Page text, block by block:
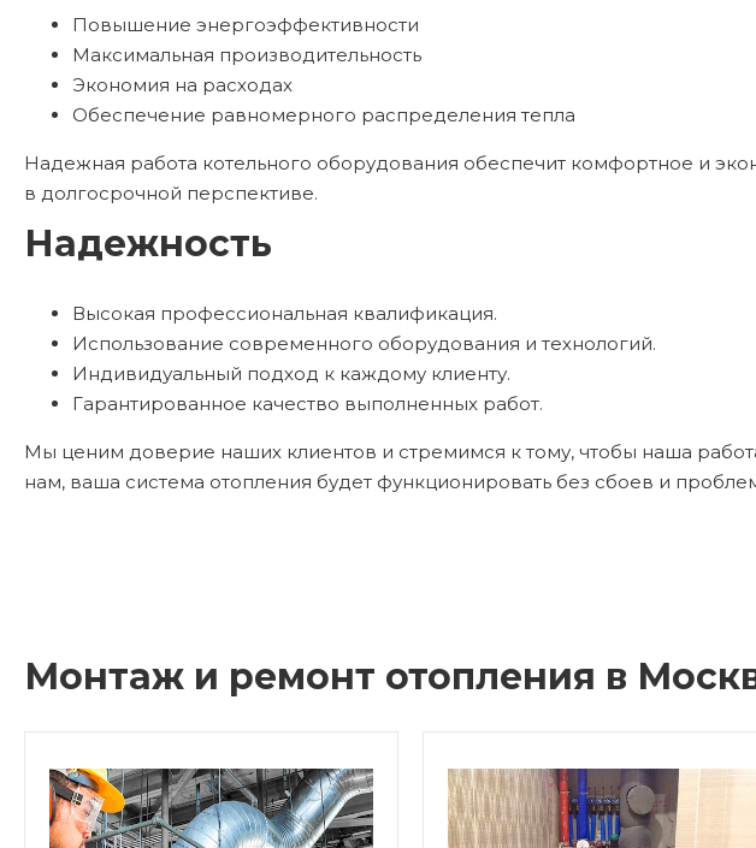
Повышение энергоэффективности
Максимальная производительность
Экономия на расходах
Обеспечение равномерного распределения тепла
Надежная работа котельного оборудования обеспечит комфортное и
в долгосрочной перспективе.
Надежность
Высокая профессиональная квалификация.
Использование современного оборудования и технологий.
Индивидуальный подход к каждому клиенту.
Гарантированное качество выполненных работ.
Мы ценим доверие наших клиентов и стремимся к тому, чтобы наша
нам, ваша система отопления будет функционировать без сбоев и
Монтаж и ремонт отопления в